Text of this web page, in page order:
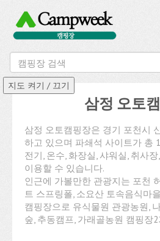
삼정 오토
삼정 오토캠핑장은 경기 포천시
하고 있으며 파쇄석 사이트가 총
전기, 온수, 화장실, 샤워실, 취사
이용할 수 있습니다.
인근에 가볼만한 관광지는 포천
트 스프링폴, 소요산 토속음식마
캠핑장으로 유식물원 관광농원,
숲, 추동캠프, 가래골농원 캠핑장